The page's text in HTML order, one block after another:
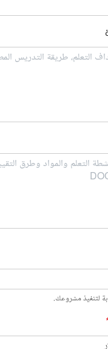
لتنفيذ مشروعك.
*